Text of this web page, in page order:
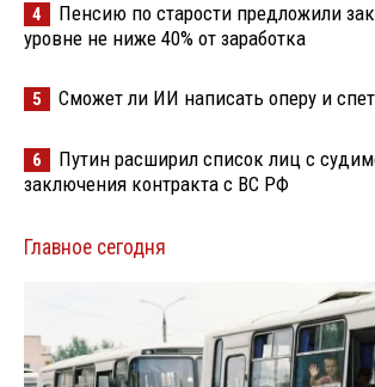
4
Пенсию по старости предложили
уровне не ниже 40% от заработка
5 Сможет ли ИИ написать оперу и
6
Путин расширил список лиц с
заключения контракта с ВС РФ
Главное сегодня